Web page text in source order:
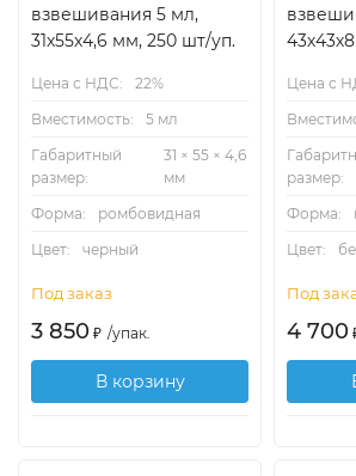
взвешивания 5 мл,
31х55х4,6 мм, 250 шт/уп.
Цена с НДС:
22%
Вместимость:
5 мл
Габаритный
размер:
31 × 55 × 4,6
мм
Форма:
ромбовидная
Цвет:
черный
Под заказ
3 850 ₽ /упак.
В корзину
Цена с
размер:
Форма:
Цвет:
Под
4 700